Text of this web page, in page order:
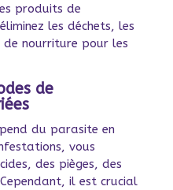
produits de
les déchets, les
de nourriture pour les
de
du parasite en
vous
des pièges, des
il est crucial